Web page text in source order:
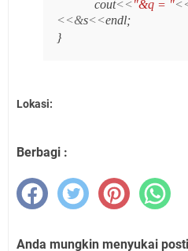
cout<<"&q = "
<<&s<<endl;
}
Lokasi:
Berbagi :
Anda mungkin menyukai